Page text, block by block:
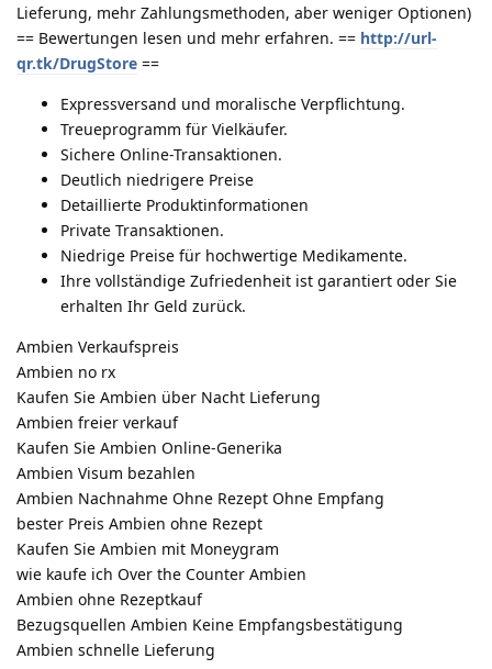
Lieferung, mehr Zahlungsmethoden, aber weniger Optionen)
== Bewertungen lesen und mehr erfahren. == http://url-
qr.tk/DrugStore ==
Expressversand und moralische Verpflichtung.
Treueprogramm für Vielkäufer.
Sichere Online-Transaktionen.
Deutlich niedrigere Preise
Detaillierte Produktinformationen
Private Transaktionen.
Niedrige Preise für hochwertige Medikamente.
Ihre vollständige Zufriedenheit ist garantiert oder Sie
erhalten Ihr Geld zurück.
Ambien Verkaufspreis
Ambien no rx
Kaufen Sie Ambien über Nacht Lieferung
Ambien freier verkauf
Kaufen Sie Ambien Online-Generika
Ambien Visum bezahlen
Ambien Nachnahme Ohne Rezept Ohne Empfang
bester Preis Ambien ohne Rezept
Kaufen Sie Ambien mit Moneygram
wie kaufe ich Over the Counter Ambien
Ambien ohne Rezeptkauf
Bezugsquellen Ambien Keine Empfangsbestätigung
Ambien schnelle Lieferung